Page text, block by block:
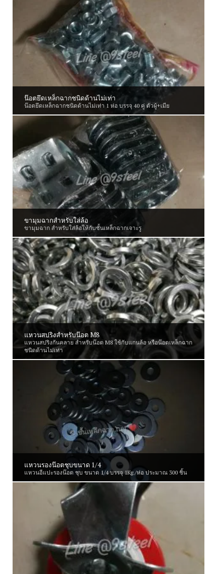
น๊อตยึดเหล็กฉากชนิดด้านไม่เท่า
น๊อตยึดเหล็กฉากชนิดด้านไม่เท่า 1 ห่อ บรรจุ 40 คู่ ตัวผู้+เมีย
ขามุมฉากสำหรับใส่ล้อ
ขามุมฉาก สำหรับใส่ล้อให้กับชั้นเหล็กฉากเจาะรู
แหวนสปริงสำหรับน๊อต M8
แหวนสปริงกันคลาย สำหรับน๊อต M8 ใช้กับแกนล้อ หรือน๊อตเหล็กฉาก
ชนิดด้านไม่เท่า
แหวนรองน๊อตชุบขนาด 1/4
แหวนอีแปะรองน๊อต ชุบ ขนาด 1/4 บรรจุ 1Kg./ห่อ ประมาณ 300 ชิ้น